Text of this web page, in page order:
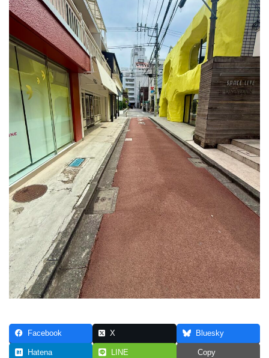
Facebook X Bluesky
Hatena LINE Copy
2024年8月
2024年7月
2024年6月
2024年5月
2024年4月
2024年3月
2024年2月
2024年1月
2023年12月
2023年11月
2023年10月
2023年9月
2023年8月
2023年7月